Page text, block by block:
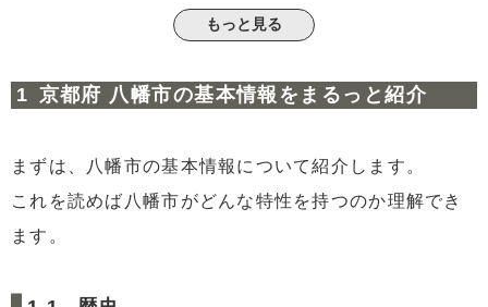
レジャースポット
1.7人口
2.2②八幡市の売却価格
33.八幡市の推しポイント【4つ】
子供の医療費が中学校卒業まで一律月額200円
もっと見る
京都府 八幡市の基本情報をまるっと紹介
まずは、八幡市の基本情報について紹介します。
これを読めば八幡市がどんな特性を持つのか理解でき
ます。